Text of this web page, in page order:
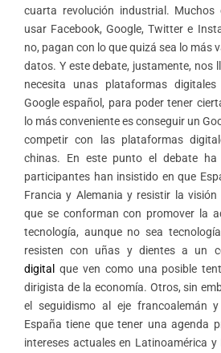
cuarta revolución industrial. Muchos
usar Facebook, Google, Twitter e
no, pagan con lo que quizá sea lo más
datos. Y este debate, justamente, nos
necesita unas plataformas
Google español, para poder tener
lo más conveniente es conseguir un
competir con las plataformas
chinas. En este punto el debate ha
participantes han insistido en que
Francia y Alemania y resistir la
que se conforman con promover la
tecnología, aunque no sea
resisten con uñas y dientes a un
digital
que ven como una posible
dirigista de la economía. Otros, sin
el seguidismo al eje francoalemán
España tiene que tener una agenda
intereses actuales en Latinoamérica y